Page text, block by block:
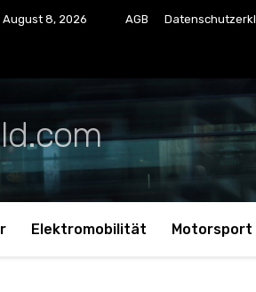
August 8, 2026 AGB
Elektromobilität Motorsport